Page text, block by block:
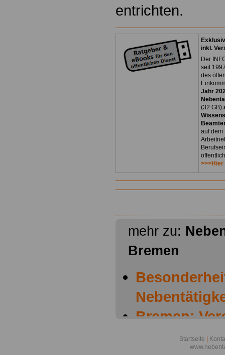
entrichten.
inkl.
Der
seit
des
Jahr
(32 GB)
auf dem
mehr zu:
Bremen
Bremen:
Startseite